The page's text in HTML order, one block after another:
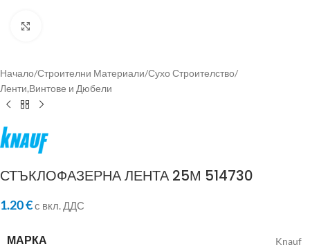
Начало/Строителни Материали/Сухо Строителство/
Ленти,Винтове и Дюбели
СТЪКЛОФАЗЕРНА ЛЕНТА 25М 514730
1.20€с вкл. ДДС
МАРКА Knauf